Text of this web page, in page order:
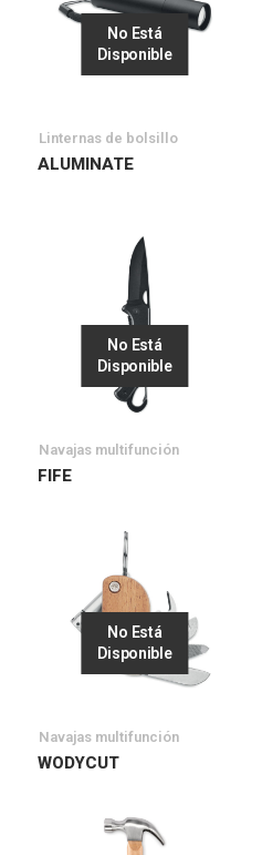
No Está
Disponible
Linternas de bolsillo
ALUMINATE
No Está
Disponible
Navajas multifunción
FIFE
No Está
Disponible
Navajas multifunción
WODYCUT